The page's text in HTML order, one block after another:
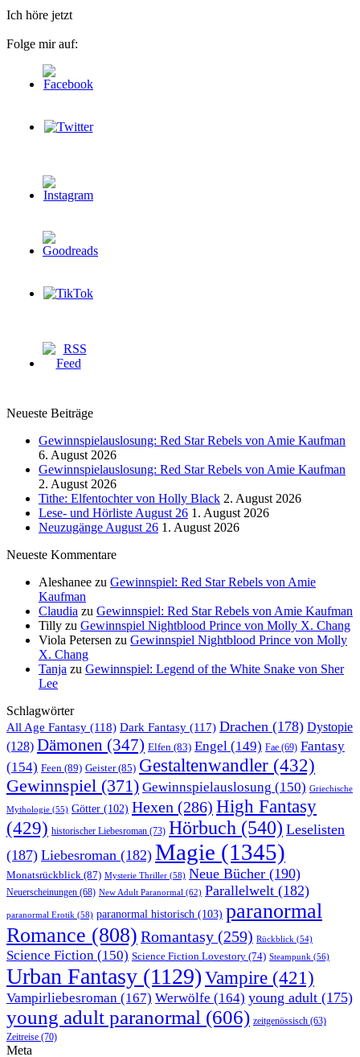
Ich höre jetzt
Folge mir auf:
Neueste Beiträge
Gewinnspielauslosung: Red Star Rebels von Amie Kaufman
6. August 2026
Gewinnspielauslosung: Red Star Rebels von Amie Kaufman
2. August 2026
Tithe: Elfentochter von Holly Black 2. August 2026
Lese- und Hörliste August 26 1. August 2026
Neuzugänge August 26 1. August 2026
Neueste Kommentare
Aleshanee zu Gewinnspiel: Red Star Rebels von Amie
Kaufman
Claudia zu Gewinnspiel: Red Star Rebels von Amie Kaufman
Tilly zu Gewinnspiel Nightblood Prince von Molly X. Chang
Viola Petersen zu Gewinnspiel Nightblood Prince von Molly
X. Chang
Tanja zu Gewinnspiel: Legend of the White Snake von Sher
Lee
Schlagwörter
All Age Fantasy (118) Dark Fantasy (117) Drachen (178) Dystopie
(128) Dämonen (347) Elfen (83) Engel (149) Fae (69) Fantasy
(154) Feen (89) Geister(85) Gestaltenwandler (432)
Gewinnspiel (371) Gewinnspielauslosung (150) Griechische
Mythologie (55) Götter (102) Hexen (286) High Fantasy
(429) historischer Liebesroman (73) Hörbuch (540) Leselisten
(187) Liebesroman (182) Magie (1345)
Monatsrückblick (87) Mysterie Thriller (58) Neue Bücher (190)
Neuerscheinungen (68) New Adult Paranormal (62) Parallelwelt (182)
paranormal Erotik (58) paranormal historisch (103) paranormal
Romance (808) Romantasy (259) Rückblick (54)
Science Fiction (150) Science Fiction Lovestory (74) Steampunk (56)
Urban Fantasy (1129) Vampire (421)
Vampirliebesroman (167) Werwölfe (164) young adult (175)
young adult paranormal (606) zeitgenössisch (63)
Zeitreise (70)
Meta